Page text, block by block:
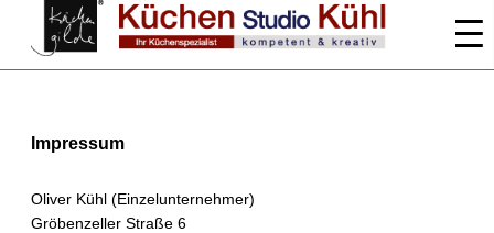
Impressum
Oliver Kühl (Einzelunternehmer)
Gröbenzeller Straße 6